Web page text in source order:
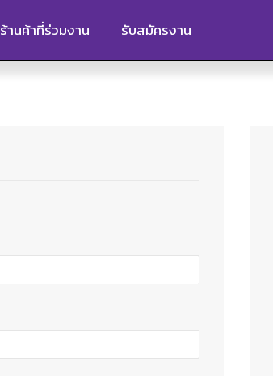
ร้านค้าที่ร่วมงาน รับสมัครงาน